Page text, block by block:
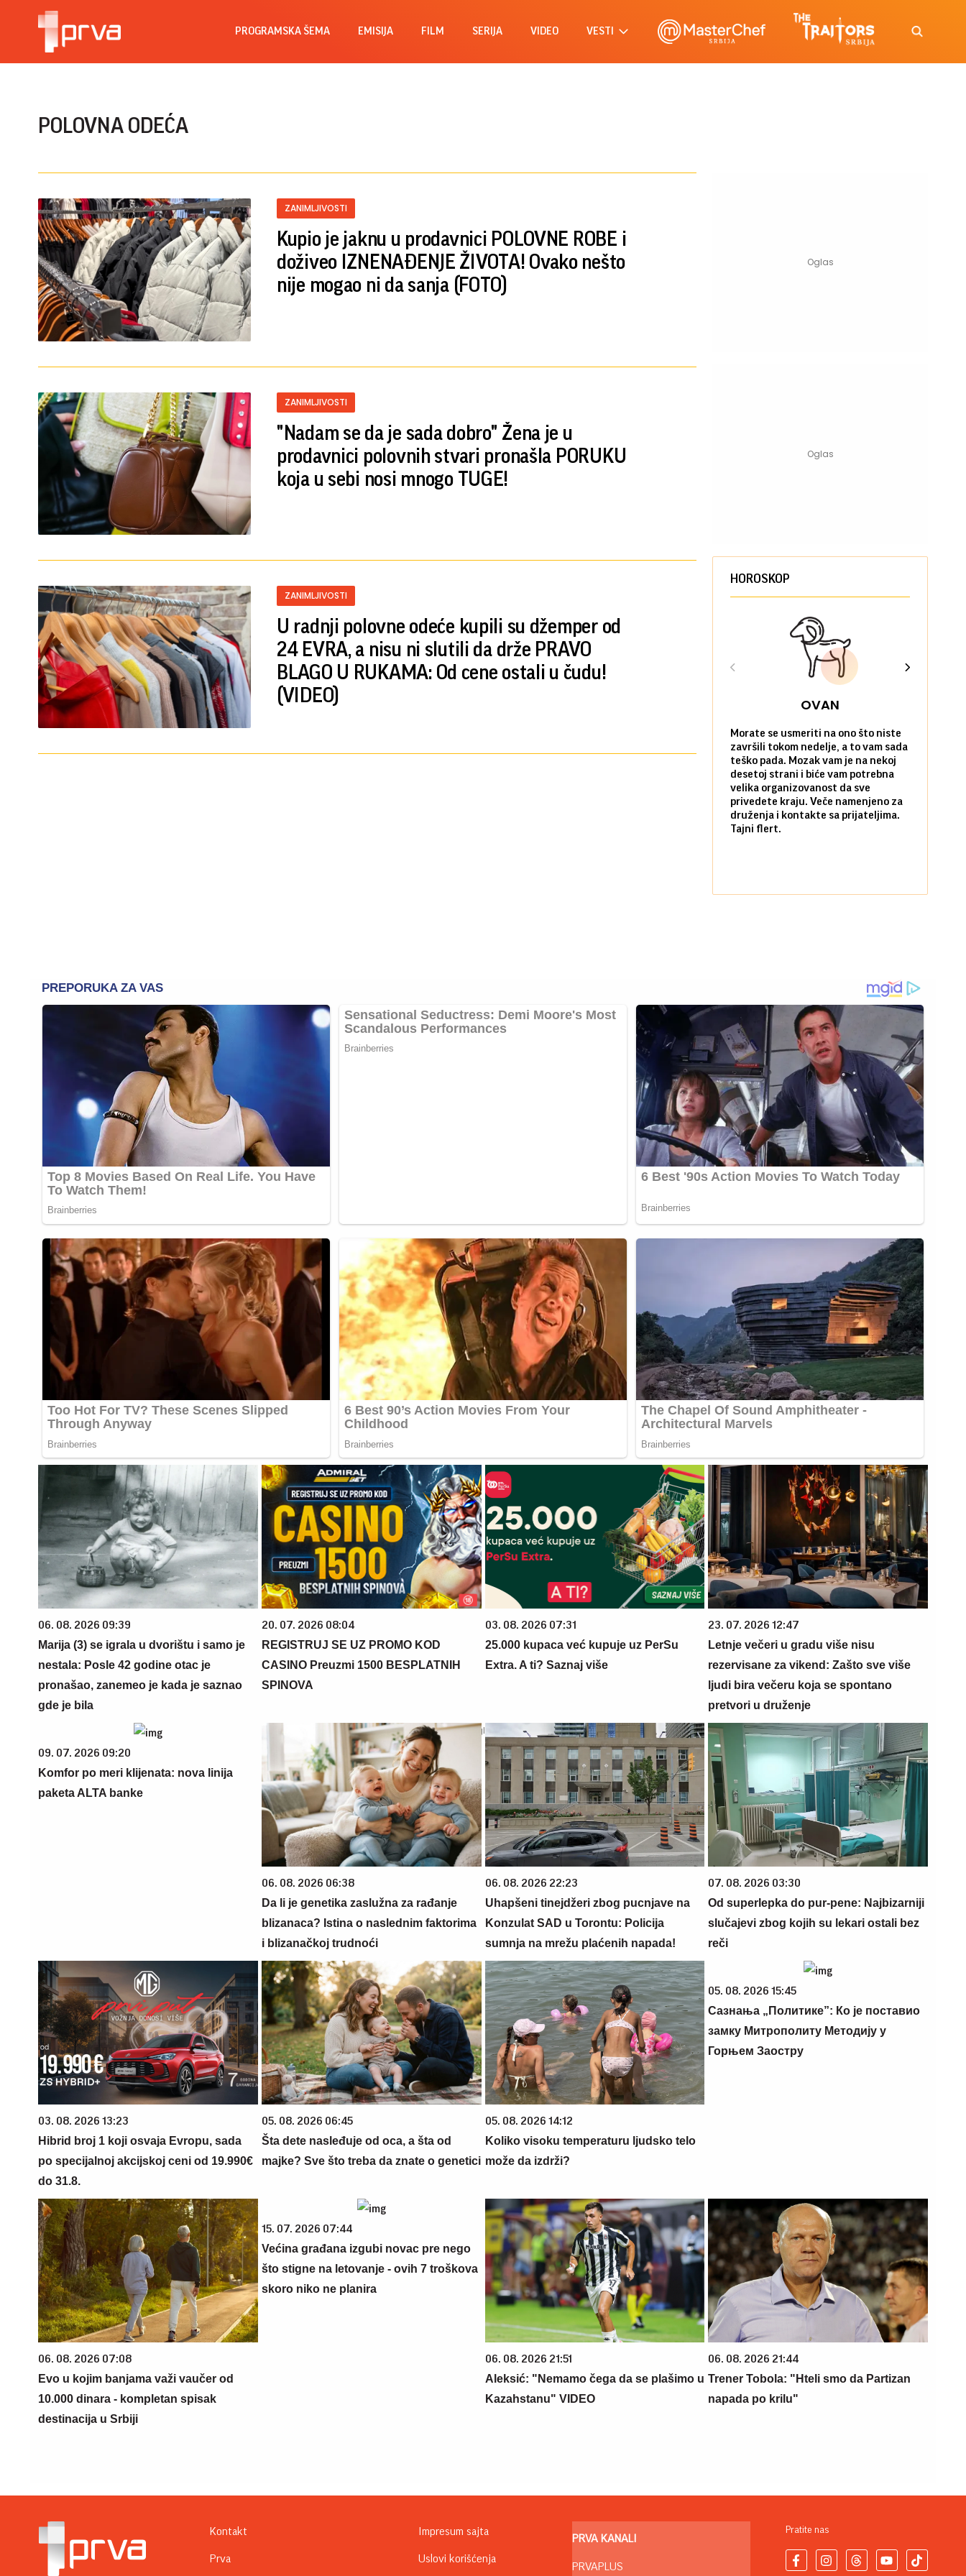
PROGRAMSKA ŠEMA EMISIJA FILM SERIJA VIDEO VESTI
POLOVNA ODEĆA
ZANIMLJIVOSTI
Kupio je jaknu u prodavnici POLOVNE ROBE i
doživeo IZNENAĐENJE ŽIVOTA! Ovako nešto
nije mogao ni da sanja (FOTO)
ZANIMLJIVOSTI
"Nadam se da je sada dobro" Žena je u
prodavnici polovnih stvari pronašla PORUKU
koja u sebi nosi mnogo TUGE!
ZANIMLJIVOSTI
U radnji polovne odeće kupili su džemper od
24 EVRA, a nisu ni slutili da drže PRAVO
BLAGO U RUKAMA: Od cene ostali u čudu!
(VIDEO)
HOROSKOP
OVAN
Morate se usmeriti na ono što niste
završili tokom nedelje, a to vam sada
teško pada. Mozak vam je na nekoj
desetoj strani i biće vam potrebna
velika organizovanost da sve
privedete kraju. Veče namenjeno za
druženja i kontakte sa prijateljima.
Tajni flert.
06. 08. 2026 09:39
Marija (3) se igrala u dvorištu i samo je
nestala: Posle 42 godine otac je
pronašao, zanemeo je kada je saznao
gde je bila
20. 07. 2026 08:04
REGISTRUJ SE UZ PROMO KOD
CASINO Preuzmi 1500 BESPLATNIH
SPINOVA
03. 08. 2026 07:31
25.000 kupaca već kupuje uz PerSu
Extra. A ti? Saznaj više
23. 07. 2026 12:47
Letnje večeri u gradu više nisu
rezervisane za vikend: Zašto sve više
ljudi bira večeru koja se spontano
pretvori u druženje
09. 07. 2026 09:20
Komfor po meri klijenata: nova linija
paketa ALTA banke
06. 08. 2026 06:38
Da li je genetika zaslužna za rađanje
blizanaca? Istina o naslednim faktorima
i blizanačkoj trudnoći
06. 08. 2026 22:23
Uhapšeni tinejdžeri zbog pucnjave na
Konzulat SAD u Torontu: Policija
sumnja na mrežu plaćenih napada!
07. 08. 2026 03:30
Od superlepka do pur-pene: Najbizarniji
slučajevi zbog kojih su lekari ostali bez
reči
03. 08. 2026 13:23
Hibrid broj 1 koji osvaja Evropu, sada
po specijalnoj akcijskoj ceni od 19.990€
do 31.8.
05. 08. 2026 06:45
Šta dete nasleđuje od oca, a šta od
majke? Sve što treba da znate o genetici
05. 08. 2026 14:12
Koliko visoku temperaturu ljudsko telo
može da izdrži?
05. 08. 2026 15:45
Сазнања „Политике”: Ко је поставио
замку Митрополиту Методију у
Горњем Заостру
06. 08. 2026 07:08
Evo u kojim banjama važi vaučer od
10.000 dinara - kompletan spisak
destinacija u Srbiji
15. 07. 2026 07:44
Većina građana izgubi novac pre nego
što stigne na letovanje - ovih 7 troškova
skoro niko ne planira
06. 08. 2026 21:51
Aleksić: "Nemamo čega da se plašimo u
Kazahstanu" VIDEO
06. 08. 2026 21:44
Trener Tobola: "Hteli smo da Partizan
napada po krilu"
Kontakt
Prva
Impresum sajta
Uslovi korišćenja
PRVA KANALI
PRVAPLUS
Pratite nas